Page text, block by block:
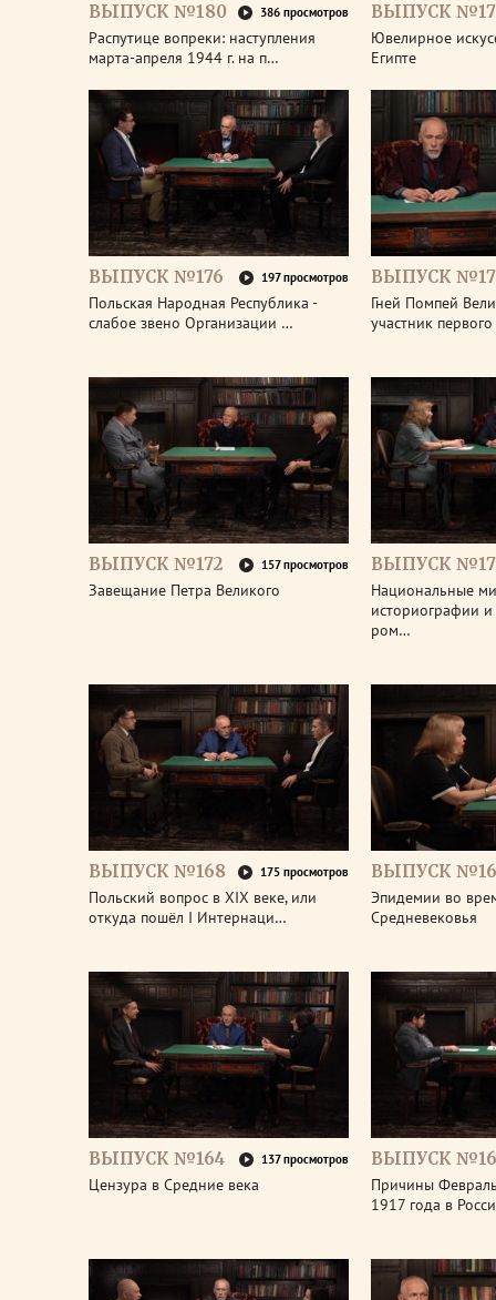
ВЫПУСК №180 386 просмотров
Распутице вопреки: наступления
марта-апреля 1944 г. на п…
ВЫПУСК
Ювелирное
Египте
ВЫПУСК №176 197 просмотров
Польская Народная Республика -
слабое звено Организации …
ВЫПУСК
Гней Помпей
участник
ВЫПУСК №172 157 просмотров
Завещание Петра Великого
ВЫПУСК
Национальные
историографии
ром…
ВЫПУСК №168 175 просмотров
Польский вопрос в XIX веке, или
откуда пошёл I Интернаци…
ВЫПУСК
Эпидемии во
Средневековья
ВЫПУСК №164 137 просмотров
Цензура в Средние века
ВЫПУСК
Причины
1917 года в